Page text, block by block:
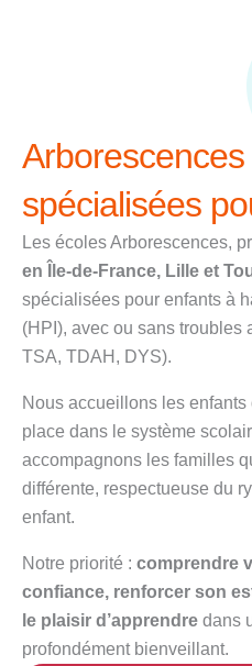
spécialisées
Les écoles Arborescences,
en Île-de-France, Lille et
spécialisées pour enfants à
(HPI), avec ou sans troubles
TSA, TDAH, DYS).
Nous accueillons les
place dans le système
accompagnons les familles
différente, respectueuse du
enfant.
Notre priorité : comprendre
confiance, renforcer son
le plaisir d’apprendre dans
profondément bienveillant.